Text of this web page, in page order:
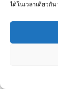
ได้ในเวลาเดียวกั
คณะกร
คณะผู้บ
คณะผู้